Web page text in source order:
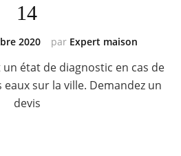
14
par Expert maison
2020
état de diagnostic en cas de
sur la ville. Demandez un
devis